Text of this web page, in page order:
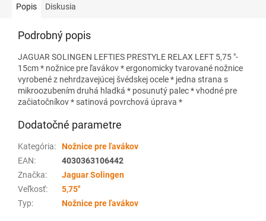
Popis Diskusia
Podrobný popis
JAGUAR SOLINGEN LEFTIES PRESTYLE RELAX LEFT 5,75 "-
15cm * nožnice pre ľavákov * ergonomicky tvarované nožnice
vyrobené z nehrdzavejúcej švédskej ocele * jedna strana s
mikroozubením druhá hladká * posunutý palec * vhodné pre
začiatočníkov * satinová povrchová úprava *
Dodatočné parametre
Kategória:
Nožnice pre ľavákov
EAN:
4030363106442
Značka:
Jaguar Solingen
Veľkosť:
5,75''
Typ: Nožnice pre ľavákov